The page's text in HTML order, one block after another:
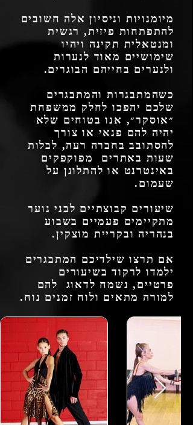
מיומנויות וניסיון אלה חשובים
להתפתחות פיזית, רגשית
ומנטאלית תקינה ויהיו
שימושיים מאוד לנערות
ולנערים בחייהם הבוגרים.
כשהמתבגרות והמתבגרים
שלכם יהפכו לחלק ממשפחת
״אוסקר״, אנו בטוחים שלא
יהיה להם פנאי או צורך
להסתובב בחברה רעה, לבלות
שעות באתרים מפוקפקים
באינטרנט או להתלונן על
שעמום.
שיעורים קבוצתיים לבני נוער
מתקיימים פעמיים בשבוע
בנהריה ובקריית מוצקין.
אם תרצו שילדיכם המתבגרים
ילמדו לרקוד בשיעורים
פרטיים, נשמח לדאוג להם
למורה מתאים ולוח זמנים נוח.